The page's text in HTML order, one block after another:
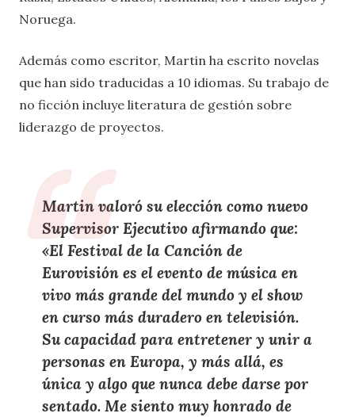
Noruega.
Además como escritor, Martin ha escrito novelas
que han sido traducidas a 10 idiomas. Su trabajo de
no ficción incluye literatura de gestión sobre
liderazgo de proyectos.
Martin valoró su elección como nuevo
Supervisor Ejecutivo afirmando que:
«El Festival de la Canción de
Eurovisión es el evento de música en
vivo más grande del mundo y el show
en curso más duradero en televisión.
Su capacidad para entretener y unir a
personas en Europa, y más allá, es
única y algo que nunca debe darse por
sentado. Me siento muy honrado de